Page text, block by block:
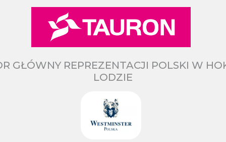
GŁÓWNY REPREZENTACJI POLSKI W
LODZIE